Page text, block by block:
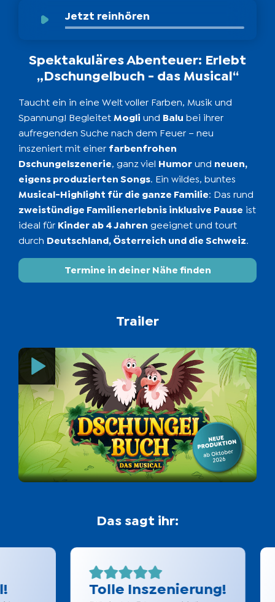
Jetzt reinhören
Spektakuläres Abenteuer: Erlebt
„Dschungelbuch - das Musical“
Taucht ein in eine Welt voller Farben, Musik und
Spannung! Begleitet Mogli und Balu bei ihrer
aufregenden Suche nach dem Feuer – neu
inszeniert mit einer farbenfrohen
Dschungelszenerie, ganz viel Humor und neuen,
eigens produzierten Songs. Ein wildes, buntes
Musical-Highlight für die ganze Familie: Das rund
zweistündige Familienerlebnis inklusive Pause ist
ideal für Kinder ab 4 Jahren geeignet und tourt
durch Deutschland, Österreich und die Schweiz.
Termine in deiner Nähe finden
Trailer
Das sagt ihr:
Tolle Inszenierung!